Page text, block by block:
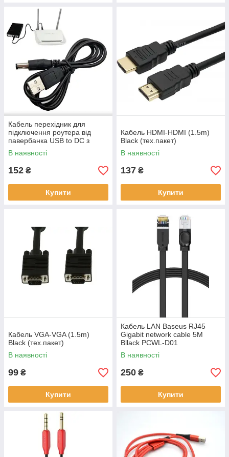
Кабель перехідник для
підключення роутера від
павербанка USB to DC з
перетворювачем напруги (5V
to 9V) Black
В наявності
152 ₴
Купити
Кабель HDMI-HDMI (1.5m)
Black (тех.пакет)
В наявності
137 ₴
Купити
Кабель VGA-VGA (1.5m)
Black (тех.пакет)
В наявності
99 ₴
Купити
Кабель LAN Baseus RJ45
Gigabit network cable 5M
Bllack PCWL-D01
В наявності
250 ₴
Купити